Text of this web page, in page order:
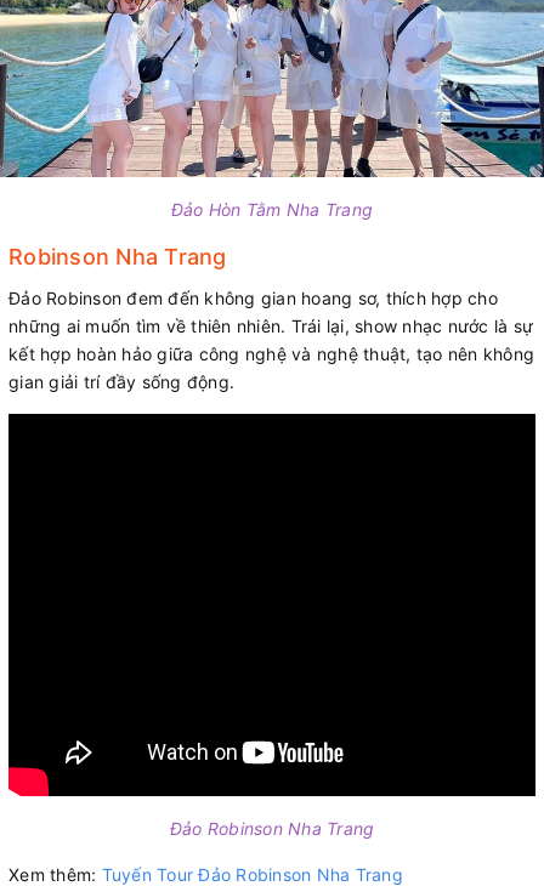
Đảo Hòn Tằm Nha Trang
Robinson Nha Trang
Đảo Robinson đem đến không gian hoang sơ, thích hợp cho
những ai muốn tìm về thiên nhiên. Trái lại, show nhạc nước là sự
kết hợp hoàn hảo giữa công nghệ và nghệ thuật, tạo nên không
gian giải trí đầy sống động.
Đảo Robinson Nha Trang
Xem thêm: Tuyến Tour Đảo Robinson Nha Trang